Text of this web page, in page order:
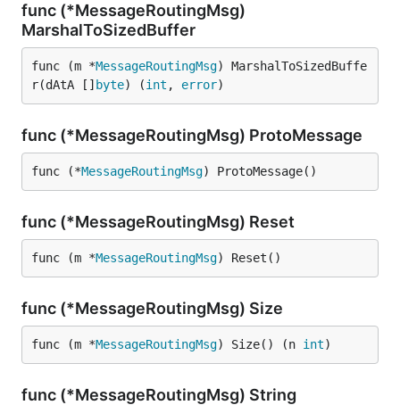
func (*MessageRoutingMsg)
MarshalToSizedBuffer
func (m *MessageRoutingMsg) MarshalToSizedBuffe
r(dAtA [] byte) (int , error)
func (*MessageRoutingMsg) ProtoMessage
func (*MessageRoutingMsg) ProtoMessage()
func (*MessageRoutingMsg) Reset
func (m *MessageRoutingMsg) Reset()
func (*MessageRoutingMsg) Size
func (m *MessageRoutingMsg) Size() (n int)
func (*MessageRoutingMsg) String